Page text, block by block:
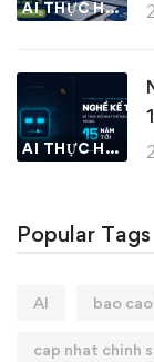
AI THỰC HÀNH
AI THỰC HÀNH
Popular Tags
AI bao
cap nhat chinh